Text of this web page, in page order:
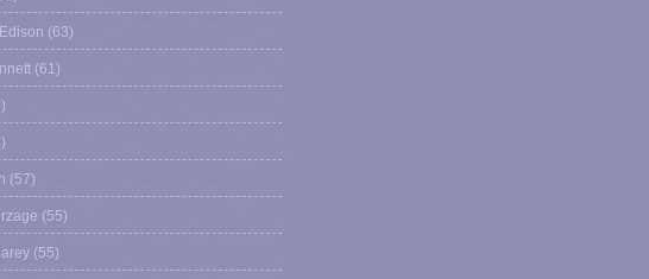
(63)
(61)
(57)
(55)
(55)